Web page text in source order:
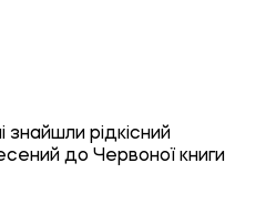
знайшли рідкісний
до Червоної книги